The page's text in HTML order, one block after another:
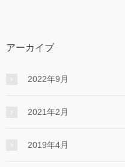
アーカイブ
2022年9月
2021年2月
2019年4月